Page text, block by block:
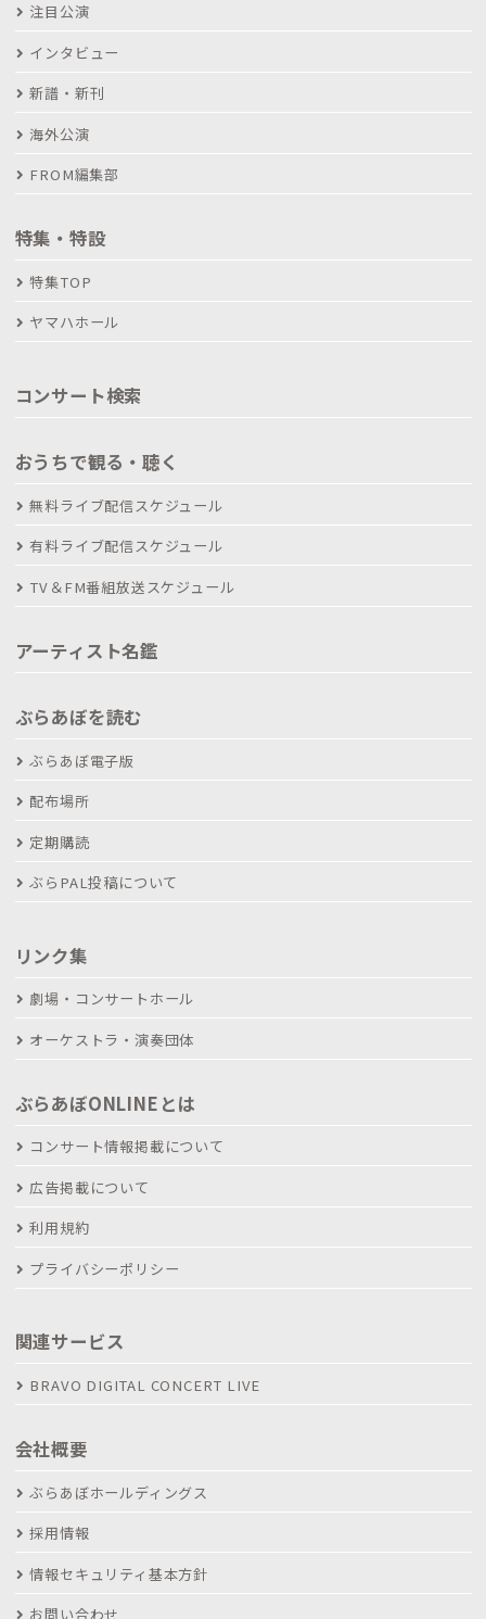
注目公演
インタビュー
新譜・新刊
海外公演
FROM編集部
特集・特設
特集TOP
ヤマハホール
コンサート検索
おうちで観る・聴く
無料ライブ配信スケジュール
有料ライブ配信スケジュール
TV＆FM番組放送スケジュール
アーティスト名鑑
ぶらあぼを読む
ぶらあぼ電子版
配布場所
定期購読
ぶらPAL投稿について
リンク集
劇場・コンサートホール
オーケストラ・演奏団体
ぶらあぼONLINEとは
コンサート情報掲載について
広告掲載について
利用規約
プライバシーポリシー
関連サービス
BRAVO DIGITAL CONCERT LIVE
会社概要
ぶらあぼホールディングス
採用情報
情報セキュリティ基本方針
お問い合わせ